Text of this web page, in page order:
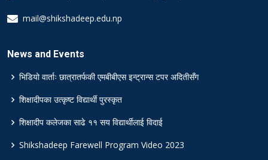
mail@shikshadeep.edu.np
News and Events
भिडियो वार्ताः छात्रातर्फकी एमबीबीएस इन्ट्रान्स टपर अदितीसँग
शिक्षादीपका उत्कृष्ट विद्यार्थी पुरस्कृत
शिक्षादीप कलेजका साढे ११ सय विद्यार्थीलाई विदाई
Shikshadeep Farewell Program Video 2023